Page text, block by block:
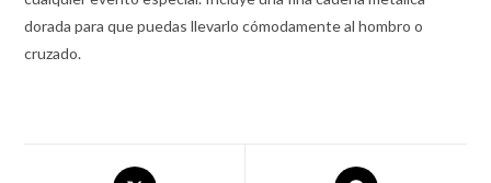
dorada para que puedas llevarlo cómodamente al hombro o
cruzado.